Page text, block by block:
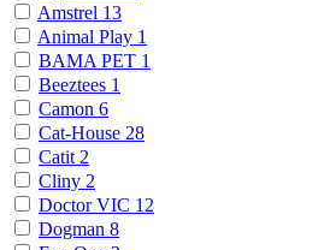
Amstrel 13
Animal Play 1
BAMA PET 1
Beeztees 1
Camon 6
Cat-House 28
Catit 2
Cliny 2
Doctor VIC 12
Dogman 8